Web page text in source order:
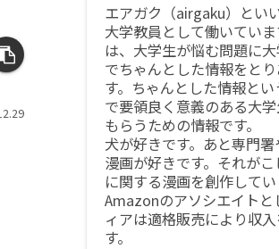
エアガク（airgaku）といい
大学教員として働いてい
は、大学生が悩む問題に
でちゃんとした情報をと
す。ちゃんとした情報と
で要領良く意義のある大
もらうための情報です。
犬が好きです。あと専門
漫画が好きです。それが
に関する漫画を創作してい
Amazonのアソシエイトと
ィアは適格販売により収
す。